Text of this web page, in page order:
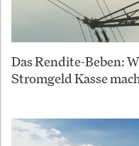
Das Rendite-Beben:
Stromgeld Kasse